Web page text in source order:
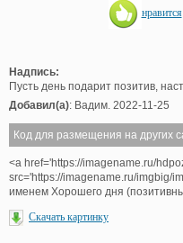
нравится
Надпись:
Пусть день подарит позитив,
Добавил(а): Вадим. 2022-11-25
Код для размещения на других
<a href='https://imagename.ru/
src='https://imagename.ru/imgbig/
именем Хорошего дня
Скачать картинку